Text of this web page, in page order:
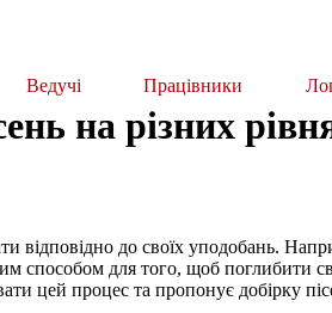
Ведучі Працівники
на різних
до своїх уподобань.
способом для того, щоб поглибити
цей процес та пропонує добірку